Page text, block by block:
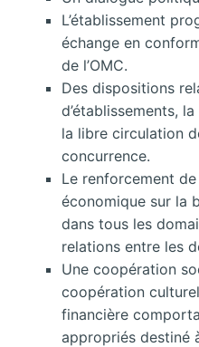
L’établissement
échange en
de l’OMC.
Des dispositions
d’établissements,
la libre circulation
concurrence.
Le renforcement
économique sur la
dans tous les
relations entre les
Une coopération
coopération
financière
appropriés destiné